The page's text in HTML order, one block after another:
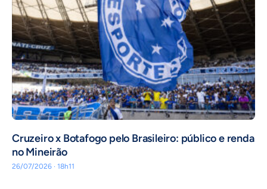
Cruzeiro x Botafogo pelo Brasileiro: público e renda
no Mineirão
26/07/2026 · 18h11